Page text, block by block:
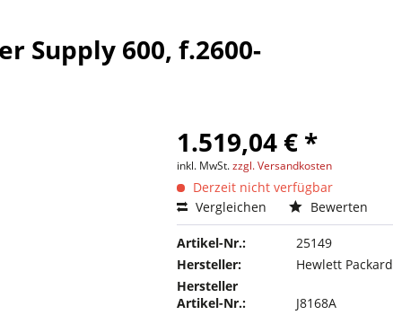
Supply 600, f.2600-
1.519,04 € *
inkl. MwSt.zzgl. Versandkosten
Derzeit nicht verfügbar
Vergleichen
Bewerten
Artikel-Nr.:
25149
Hersteller:
Hewlett Packard
Hersteller
Artikel-Nr.:
J8168A